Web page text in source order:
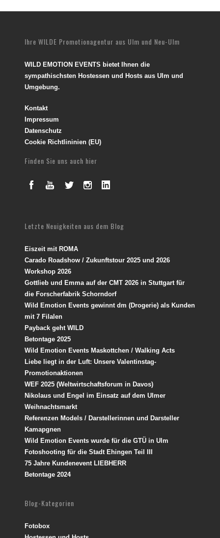
Ihre WILDE Promotionagentur aus Ulm und Neu-Ulm
WILD EMOTION EVENTS bietet Ihnen die
sympathischsten Hostessen und Hosts aus Ulm und
Umgebung.
Kontakt
Impressum
Datenschutz
Cookie Richtlininien (EU)
Finden Sie uns auch hier
Letzte Neuigkeiten aus dem Blog
Eiszeit mit ROMA
Carado Roadshow / Zukunftstour 2025 und 2026
Workshop 2026
Gottlieb und Emma auf der CMT 2026 in Stuttgart für
die Forscherfabrik Schorndorf
Wild Emotion Events gewinnt dm (Drogerie) als Kunden
mit 7 Filalen
Payback geht WILD
Betontage 2025
Wild Emotion Events Maskottchen / Walking Acts
Liebe liegt in der Luft: Unsere Valentinstag-
Promotionaktionen
WEF 2025 (Weltwirtschaftsforum in Davos)
Nikolaus und Engel im Einsatz auf dem Ulmer
Weihnachtsmarkt
Referenzen Models / Darstellerinnen und Darsteller
Kamapgnen
Wild Emotion Events wurde für die GTÜ in Ulm
Fotoshooting für die Stadt Ehingen Teil III
75 Jahre Kundenevent LIEBHERR
Betontage 2024
Blog-Kategorien
Fotobox